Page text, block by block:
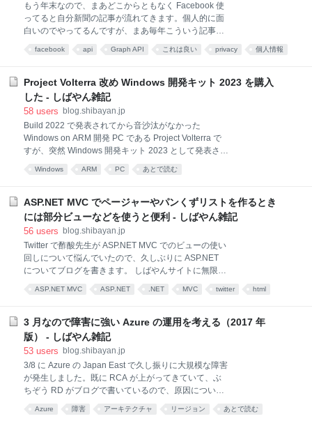
果には何れも星評価が付いています。 (1/N)
pic.twitter.com/5kDUZTGPg2— tike (@tiketiketikeke)
2020年7月6日 クラウドサービスにCNAME定義された
ドメインを狙い
もう年末なので、まあどこからともなく Facebook 使
ってると自分新聞の記事が流れてきます。個人的に面
白いのでやってるんですが、まあ毎年こういう記事が
上がってきます。 2014年、今年もやってきた自分新
聞を使っちゃった方へ | ノマサラ日記（ノマド的サラ
れる！友達の情報も抜かれる！危険！！」としか書い
てないので、正直なところ中身は無いに等しいです。
危機感煽ってアフィリエイトに誘導しているように見
トにアクセスをしていることは確認できます。 必要だ
からアクセスしているのか、単に情報を収集したいか
らアクセスしているのかは区別がつきません。これだ
とちょっと心配に思うかもしれませんね。 Facebook
facebook api Graph API これは良い privacy 個人情報
Project Volterra 改め Windows 開発キット 2023 を購入
した - しばやん雑記
58 users blog.shibayan.jp
Build 2022 で発表されてから音沙汰がなかった
Windows on ARM 開発 PC である Project Volterra で
すが、突然 Windows 開発キット 2023 として発表され
て、なんと日本でも発売が開始されたので購入しまし
た。 こういった開発者向けデバイスが最初から日本で
Store では価格を巡って混乱がありましたが、どうせ
キャンセルされると分かり切っていたので、正規の料
金になったタイミングで購入したところあっという間
るので外箱は段ボールそのままでしたが、本体は
Surface と同様に質感が高く、コンシューマ向けにも
そのまま発売して問題ないレベルだと感じています。
スペックについては以下の公式ドキュメントに一通り
Windows ARM PC あとで読む
ASP.NET MVC でページャーやパンくずリストを作るとき
には部分ビューなどを使うと便利 - しばやん雑記
56 users blog.shibayan.jp
Twitter で酢酸先生が ASP.NET MVC でのビューの使い
回しについて悩んでいたので、久しぶりに ASP.NET
についてブログを書きます。 しばやんサイトに無限ク
込みたいんだけど、複数のcshtmlにコピペしてるとメ
ンテ不能になりそうなので良い方法ない？— さくさん
(@ch3cooh) 2014年5月1日 こういったケースの場
そして Razor のセクションを使うと便利に書けます。
それぞれ微妙に機能が異なるので分けて説明します。
Partial / RenderPartial 別ファイルとして用意されたビ
ューを指定された位置にレンダリングします。
ASP.NET MVC ASP.NET .NET MVC twitter html
3 月なので障害に強い Azure の運用を考える（2017 年
版） - しばやん雑記
53 users blog.shibayan.jp
3/8 に Azure の Japan East で久し振りに大規模な障害
が発生しました。既に RCA が上がってきていて、ぶ
ちぞう RD がブログで書いているので、原因について
はそっちを参照で。 2017.03.08 の Azure障害 | ブチザ
ッキ そして今年も 3/11 を過ぎたことですし、ちゃん
Azure 障害 アーキテクチャ リージョン あとで読む